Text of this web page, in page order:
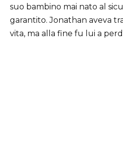
suo bambino mai nato al
garantito. Jonathan aveva
vita, ma alla fine fu lui a